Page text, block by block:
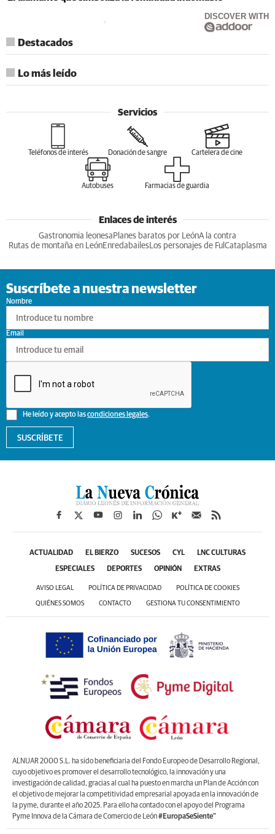
DISCOVER WITH
Destacados
Lo más leído
Servicios
Teléfonos de interés Donación de sangre Cartelera de cine
Autobuses Farmacias de guardia
Enlaces de interés
Gastronomia leonesa Planes baratos por LeónA la contra
Rutas de montaña en LeónEnredabailesLos personajes de Ful Cataplasma
Suscríbete a nuestra newsletter
Nombre
He leído y acepto lascondiciones legales.
Email
SUSCRÍBETE
ACTUALIDAD EL BIERZO SUCESOS CYL LNC CULTURAS
ESPECIALES DEPORTES OPINIÓN EXTRAS
AVISO LEGAL POLÍTICA DE PRIVACIDAD POLÍTICA DE COOKIES
QUIÉNES SOMOS CONTACTO GESTIONA TU CONSENTIMIENTO
ALNUAR 2000 S.L. ha sido beneficiaria del Fondo Europeo de Desarrollo Regional,
cuyo objetivo es promover el desarrollo tecnológico, la innovación y una
investigación de calidad, gracias al cual ha puesto en marcha un Plan de Acción con
el objetivo de mejorar la competitividad empresarial apoyada en la innovación de
la pyme, durante el año 2025. Para ello ha contado con el apoyo del Programa
Pyme Innova de la Cámara de Comercio de León#EuropaSeSiente”